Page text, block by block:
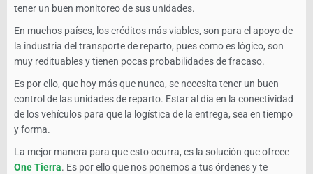
tener un buen monitoreo de sus unidades.
En muchos países, los créditos más viables, son para el apoyo de
la industria del transporte de reparto, pues como es lógico, son
muy redituables y tienen pocas probabilidades de fracaso.
Es por ello, que hoy más que nunca, se necesita tener un buen
control de las unidades de reparto. Estar al día en la conectividad
de los vehículos para que la logística de la entrega, sea en tiempo
y forma.
La mejor manera para que esto ocurra, es la solución que ofrece
One Tierra. Es por ello que nos ponemos a tus órdenes y te